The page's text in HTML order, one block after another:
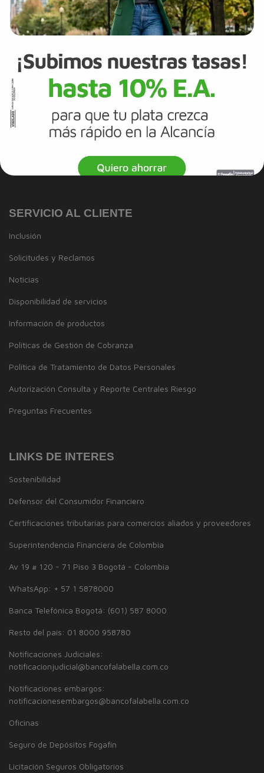
Canal de integridad
Proveedores
Política de Diversidad e Inclusión
Mapa del sitio
Términos y Condiciones
Información Legal
Cuenta de Ahorros
SERVICIO AL CLIENTE
Inclusión
Solicitudes y Reclamos
Noticias
Disponibilidad de servicios
Información de productos
Políticas de Gestión de Cobranza
Política de Tratamiento de Datos Personales
Autorización Consulta y Reporte Centrales Riesgo
Preguntas Frecuentes
LINKS DE INTERES
Sostenibilidad
Defensor del Consumidor Financiero
Certificaciones tributarias para comercios aliados y proveedores
Superintendencia Financiera de Colombia
Av 19 # 120 - 71 Piso 3 Bogotá - Colombia
WhatsApp: + 57 1 5878000
Banca Telefónica Bogotá: (601) 587 8000
Resto del país: 01 8000 958780
Notificaciones Judiciales:
notificacionjudicial@bancofalabella.com.co
Notificaciones embargos:
notificacionesembargos@bancofalabella.com.co
Oficinas
Seguro de Depósitos Fogafín
Licitación Seguros Obligatorios